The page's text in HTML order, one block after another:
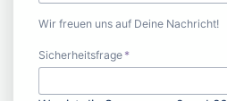
Wir freuen uns auf Deine Nachricht!
Pflichtfeld
Sicherheitsfrage *